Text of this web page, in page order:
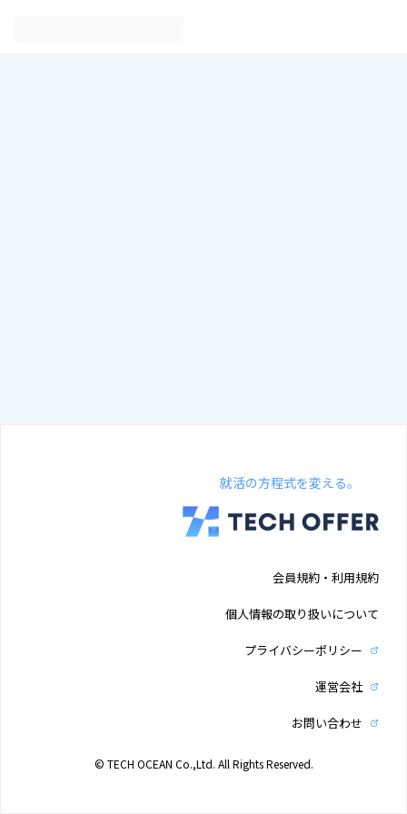
就活の方程式を変える。
会員規約・利用規約
個人情報の取り扱いについて
プライバシーポリシー
運営会社
お問い合わせ
© TECH OCEAN Co.,Ltd. All Rights Reserved.